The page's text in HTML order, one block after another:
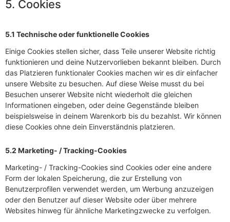
5. Cookies
5.1 Technische oder funktionelle Cookies
Einige Cookies stellen sicher, dass Teile unserer Website richtig
funktionieren und deine Nutzervorlieben bekannt bleiben. Durch
das Platzieren funktionaler Cookies machen wir es dir einfacher
unsere Website zu besuchen. Auf diese Weise musst du bei
Besuchen unserer Website nicht wiederholt die gleichen
Informationen eingeben, oder deine Gegenstände bleiben
beispielsweise in deinem Warenkorb bis du bezahlst. Wir können
diese Cookies ohne dein Einverständnis platzieren.
5.2 Marketing- / Tracking-Cookies
Marketing- / Tracking-Cookies sind Cookies oder eine andere
Form der lokalen Speicherung, die zur Erstellung von
Benutzerprofilen verwendet werden, um Werbung anzuzeigen
oder den Benutzer auf dieser Website oder über mehrere
Websites hinweg für ähnliche Marketingzwecke zu verfolgen.